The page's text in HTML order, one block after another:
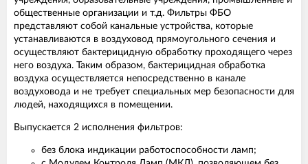
общественные организации и т.д. Фильтры ФБО
представляют собой канальные устройства, которые
устанавливаются в воздуховод прямоугольного сечения и
осуществляют бактерицидную обработку проходящего через
него воздуха. Таким образом, бактерицидная обработка
воздуха осуществляется непосредственно в канале
воздуховода и не требует специальных мер безопасности для
людей, находящихся в помещении.
Выпускается 2 исполнения фильтров:
без блока индикации работоспособности ламп;